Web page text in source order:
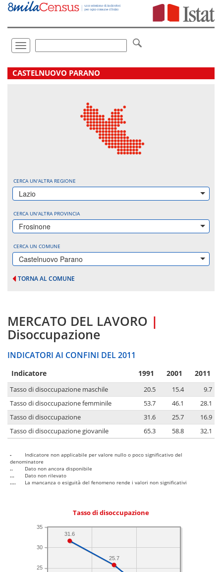
Vai
direttamente
Toggle
navigation
.
CASTELNUOVO PARANO
CERCA UN'ALTRA REGIONE
Lazio
CERCA UN'ALTRA PROVINCIA
Frosinone
CERCA UN COMUNE
Castelnuovo Parano
TORNA AL COMUNE
MERCATO DEL LAVORO |
Disoccupazione
INDICATORI AI CONFINI DEL 2011
Indicatore 1991 2001 2011
Tasso di disoccupazione maschile 20.5 15.4
9.7
Tasso di disoccupazione femminile
53.7 46.1
28.1
Tasso di disoccupazione
31.6 25.7
16.9
Tasso di disoccupazione giovanile
65.3 58.8 32.1
-
Indicatore non applicabile per valore nullo o poco significativo del
denominatore
..
Dato non ancora disponibile
...
Dato non rilevato
....
La mancanza o esiguità del fenomeno rende i valori non significativi
Tasso di disoccupazione
25
30
35
25.7
31.6